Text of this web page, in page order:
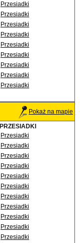
Przesiadki
Przesiadki
Przesiadki
Przesiadki
Przesiadki
Przesiadki
Przesiadki
Przesiadki
Przesiadki
Pokaż na mapie
PRZESIADKI
Przesiadki
Przesiadki
Przesiadki
Przesiadki
Przesiadki
Przesiadki
Przesiadki
Przesiadki
Przesiadki
Przesiadki
Przesiadki